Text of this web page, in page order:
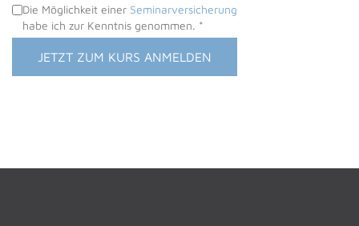
Name
Straße *
Die Möglichkeit einer Seminarversicherung
habe ich zur Kenntnis genommen. *
ACADIENCHEN